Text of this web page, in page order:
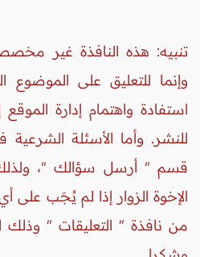
تنبيه: هذه النافذة غير
وإنما للتعليق على
استفادة واهتمام إدارة
للنشر. وأما الأسئلة الشرعية
قسم " أرسل سؤالك "،
الإخوة الزوار إذا لم يُجَب
من نافذة " التعليقات "